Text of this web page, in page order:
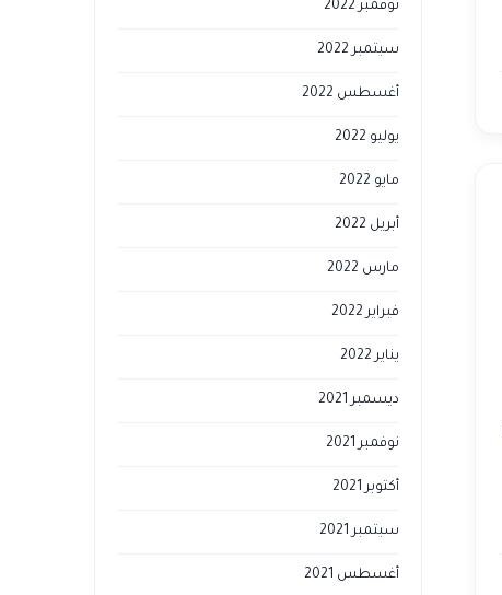
نوفمبر 2022
سبتمبر 2022
أغسطس 2022
يوليو 2022
مايو 2022
أبريل 2022
مارس 2022
فبراير 2022
يناير 2022
ديسمبر 2021
نوفمبر 2021
أكتوبر 2021
سبتمبر 2021
أغسطس 2021